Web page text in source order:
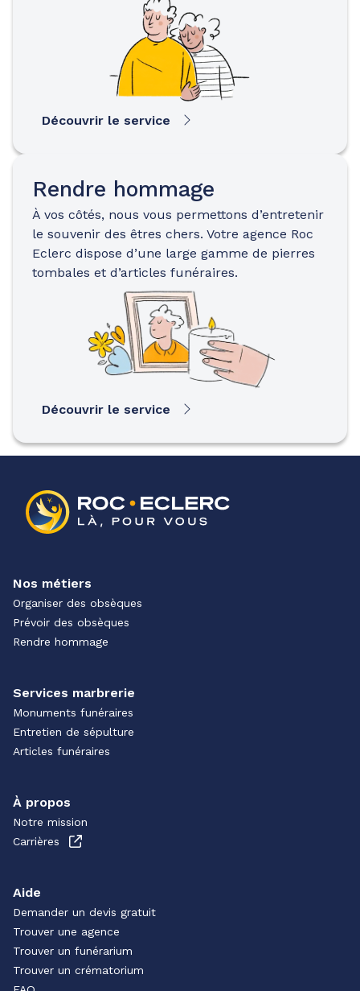
Découvrir le service
Rendre hommage
À vos côtés, nous vous permettons d’entretenir
le souvenir des êtres chers. Votre agence Roc
Eclerc dispose d’une large gamme de pierres
tombales et d’articles funéraires.
Découvrir le service
Nos métiers
Organiser des obsèques
Prévoir des obsèques
Rendre hommage
Services marbrerie
Monuments funéraires
Entretien de sépulture
Articles funéraires
À propos
Notre mission
Carrières
Aide
Demander un devis gratuit
Trouver une agence
Trouver un funérarium
Trouver un crématorium